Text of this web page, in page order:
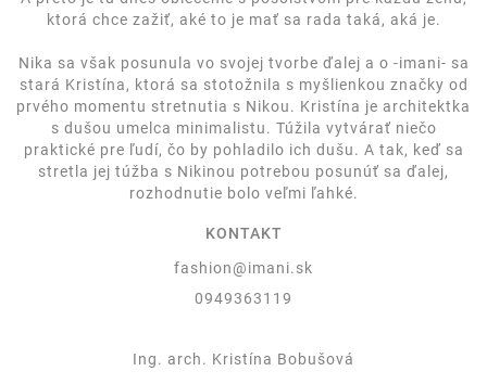
ktorá chce zažiť, aké to je mať sa rada taká, aká je.
Nika sa však posunula vo svojej tvorbe ďalej a o -imani- sa
stará Kristína, ktorá sa stotožnila s myšlienkou značky od
prvého momentu stretnutia s Nikou. Kristína je architektka
s dušou umelca minimalistu. Túžila vytvárať niečo
praktické pre ľudí, čo by pohladilo ich dušu. A tak, keď sa
stretla jej túžba s Nikinou potrebou posunúť sa ďalej,
rozhodnutie bolo veľmi ľahké.
KONTAKT
fashion@imani.sk
0949363119
Ing. arch. Kristína Bobušová